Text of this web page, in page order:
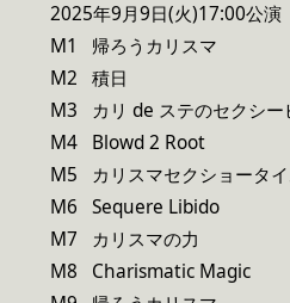
2025年9月9日(火)17:00公演
M1 帰ろうカリスマ
M2 積日
M3 カリ de ステのセクシー
M4 Blowd 2 Root
M5 カリスマセクショータ
M6 Sequere Libido
M7 カリスマの力
M8 Charismatic Magic